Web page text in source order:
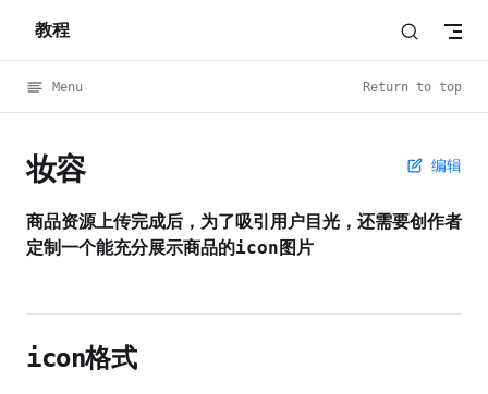
Skip to content
教程
Menu Return to top
编辑
妆容
商品资源上传完成后，为了吸引用户目光，还需要创作者
定制一个能充分展示商品的icon图片
icon格式